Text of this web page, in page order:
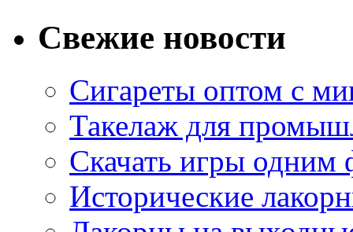
Свежие новости
Сигареты оптом с
Такелаж для
Скачать игры одним
Исторические